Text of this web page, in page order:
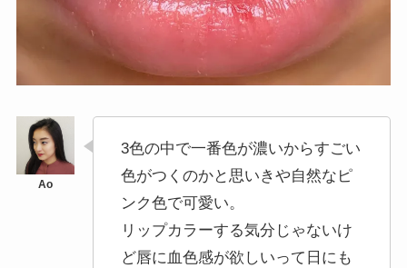
3色の中で一番色が濃いからすごい
色がつくのかと思いきや自然なピ
ンク色で可愛い。
リップカラーする気分じゃないけ
ど唇に血色感が欲しいって日にも